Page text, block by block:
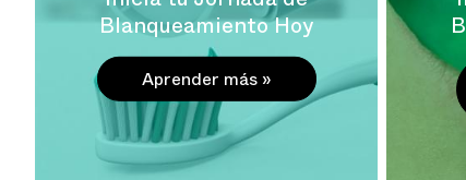
Blanqueamiento Hoy
Aprender más